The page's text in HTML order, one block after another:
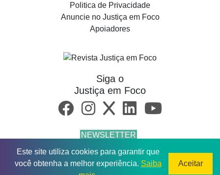
Politica de Privacidade
Anuncie no Justiça em Foco
Apoiadores
Siga o
Justiça em Foco
NEWSLETTER
© 2026 Todos os direitos reservados.
Este site utiliza cookies para garantir que
você obtenha a melhor experiência. Saiba
Aceitar